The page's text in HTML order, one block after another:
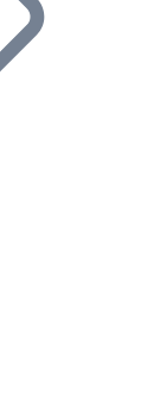
e comercialize
serviço de